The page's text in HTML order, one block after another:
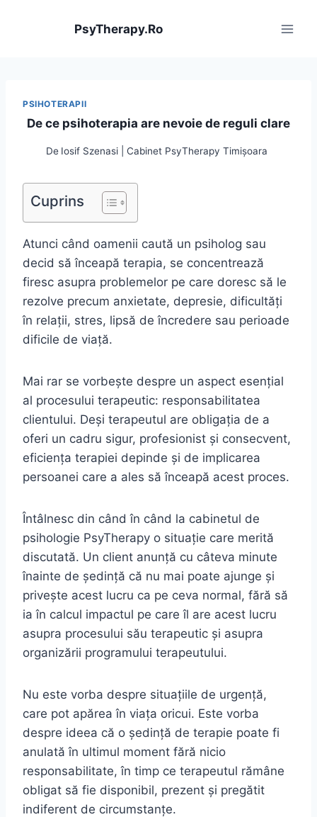
PsyTherapy.Ro
PSIHOTERAPII
De ce psihoterapia are nevoie de reguli clare
De Iosif Szenasi | Cabinet PsyTherapy Timișoara
Cuprins
Atunci când oamenii caută un psiholog sau
decid să înceapă terapia, se concentrează
firesc asupra problemelor pe care doresc să le
rezolve precum anxietate, depresie, dificultăți
în relații, stres, lipsă de încredere sau perioade
dificile de viață.
Mai rar se vorbește despre un aspect esențial
al procesului terapeutic: responsabilitatea
clientului. Deși terapeutul are obligația de a
oferi un cadru sigur, profesionist și consecvent,
eficiența terapiei depinde și de implicarea
persoanei care a ales să înceapă acest proces.
Întâlnesc din când în când la cabinetul de
psihologie PsyTherapy o situație care merită
discutată. Un client anunță cu câteva minute
înainte de ședință că nu mai poate ajunge și
privește acest lucru ca pe ceva normal, fără să
ia în calcul impactul pe care îl are acest lucru
asupra procesului său terapeutic și asupra
organizării programului terapeutului.
Nu este vorba despre situațiile de urgență,
care pot apărea în viața oricui. Este vorba
despre ideea că o ședință de terapie poate fi
anulată în ultimul moment fără nicio
responsabilitate, în timp ce terapeutul rămâne
obligat să fie disponibil, prezent și pregătit
indiferent de circumstanțe.